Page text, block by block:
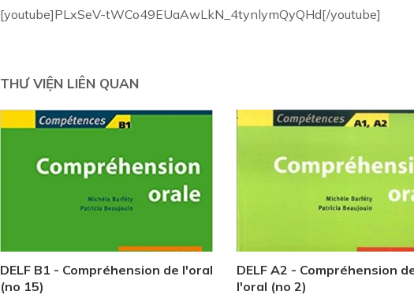
[youtube]PLxSeV-tWCo49EUaAwLkN_4tynlymQyQHd[/youtube]
THƯ VIỆN LIÊN QUAN
DELF B1 - Compréhension de l'oral
(no 15)
DELF A2 - Compréhension
l'oral (no 2)